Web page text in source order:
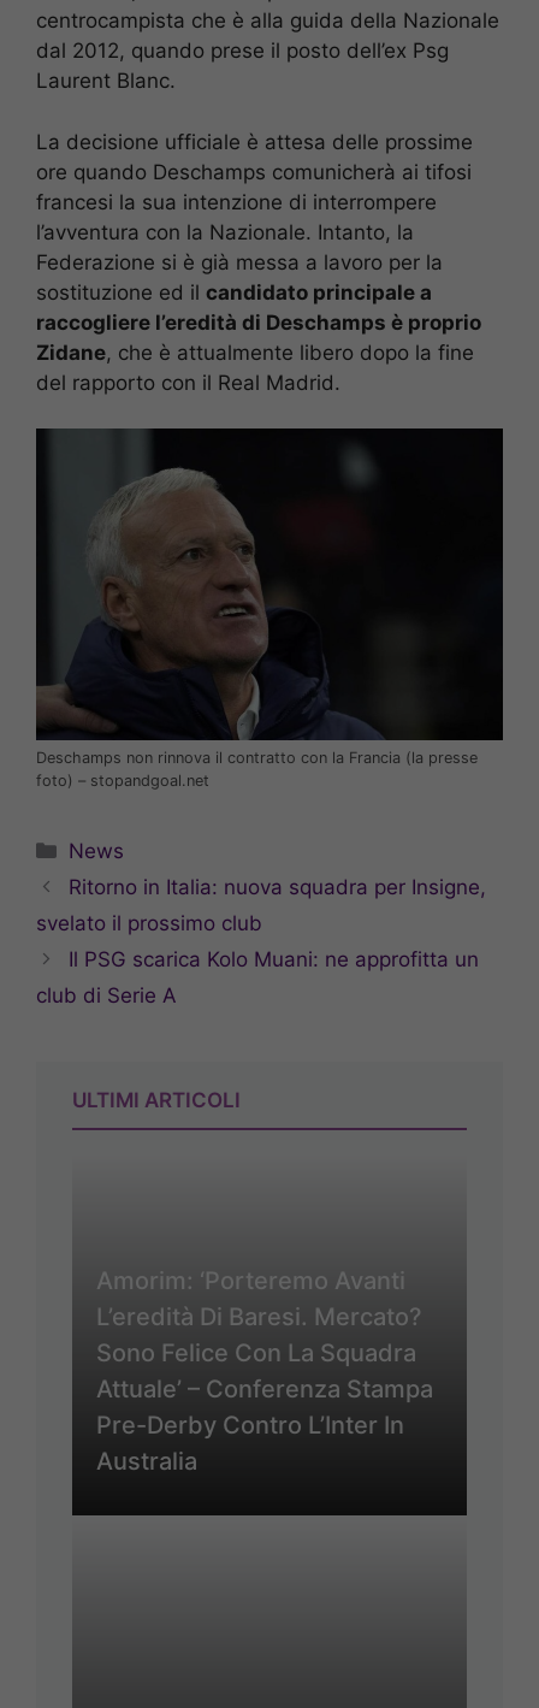
centrocampista che è alla guida della Nazionale
dal 2012, quando prese il posto dell’ex Psg
Laurent Blanc.
La decisione ufficiale è attesa delle prossime
ore quando Deschamps comunicherà ai tifosi
francesi la sua intenzione di interrompere
l’avventura con la Nazionale. Intanto, la
Federazione si è già messa a lavoro per la
sostituzione ed il candidato principale a
raccogliere l’eredità di Deschamps è proprio
Zidane, che è attualmente libero dopo la fine
del rapporto con il Real Madrid.
Deschamps non rinnova il contratto con la Francia (la presse
foto) – stopandgoal.net
Categorie
News
Ritorno in Italia: nuova squadra per Insigne,
svelato il prossimo club
Il PSG scarica Kolo Muani: ne approfitta un
club di Serie A
ULTIMI ARTICOLI
Amorim: ‘Porteremo Avanti
L’eredità Di Baresi. Mercato?
Sono Felice Con La Squadra
Attuale’ – Conferenza Stampa
Pre-Derby Contro L’Inter In
Australia